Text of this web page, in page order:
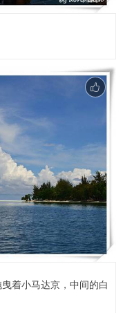
着小马达京，中间的白